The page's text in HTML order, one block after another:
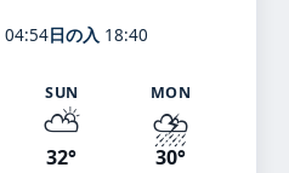
04:54日の入 18:40
SUN
⛅
32°
MON
⛈️
30°